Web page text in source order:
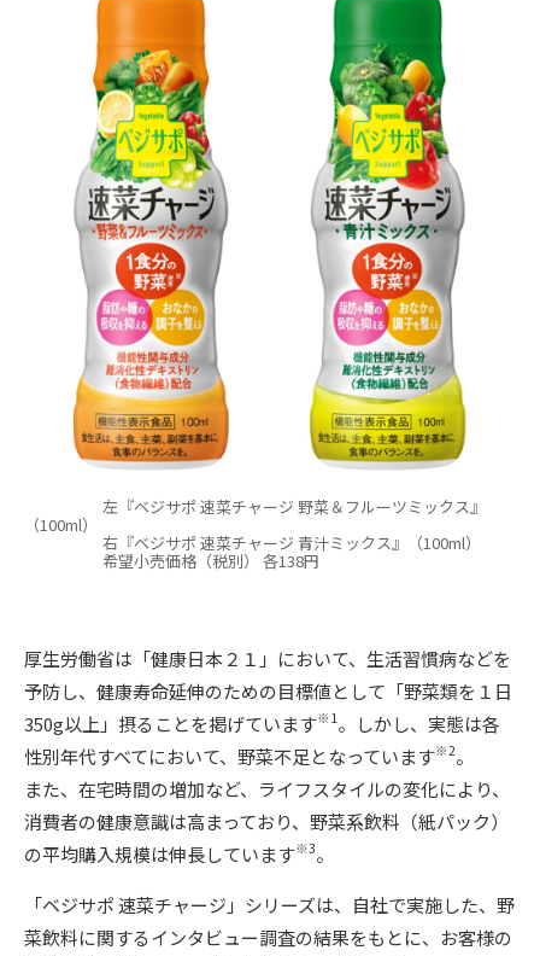
左『ベジサポ 速菜チャージ 野菜＆フルーツミックス』
（100ml）
右『ベジサポ 速菜チャージ 青汁ミックス』（100ml）
希望小売価格（税別） 各138円
厚生労働省は「健康日本２１」において、生活習慣病などを
予防し、健康寿命延伸のための目標値として「野菜類を１日
350g以上」摂ることを掲げています※1。しかし、実態は各
性別年代すべてにおいて、野菜不足となっています※2。
また、在宅時間の増加など、ライフスタイルの変化により、
消費者の健康意識は高まっており、野菜系飲料（紙パック）
の平均購入規模は伸長しています※3。
「ベジサポ 速菜チャージ」シリーズは、自社で実施した、野
菜飲料に関するインタビュー調査の結果をもとに、お客様の